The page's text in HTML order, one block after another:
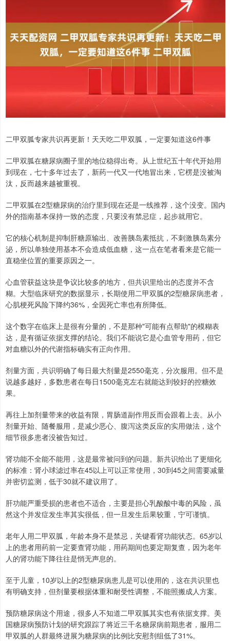
二甲双胍专家共识再更新！天天吃二甲双胍，一定要知道这6件事
二甲双胍在糖尿病圈子里的地位稳得出奇。从上世纪五十年代开始用
到现在，七十多年过去了，新药一代又一代地冒出来，它楞是没被淘
汰，反而越来越被重视。
二甲双胍在2型糖尿病的治疗里到现在还是一线推荐，这个没变。国内
外的指南基本保持一致的态度，只要没有禁忌症，起步就用它。
它的核心机制是抑制肝糖原输出、改善胰岛素抵抗，不刺激胰岛素分
泌，所以单独使用基本不会造成低血糖，这一点在笔者看来是它能一
直稳坐位置的重要原因之一。
心血管获益这块是争议比较多的地方，但共识里给出的态度并不含
糊。大型临床研究的数据显示，长期使用二甲双胍的2型糖尿病患者，
心肌梗死风险下降约36%，全因死亡率也有所降低。
这个数字在临床上是很有分量的，不是那种"可能有点帮助"的模糊表
达，是有循证依据支撑的结论。我们不能说它是心血管专用药，但它
对血糖以外的代谢指标确实有正向作用。
剂量方面，共识明确了每日最大剂量是2550毫克，分次服用。但不是
说越多越好，多数患者在每日1500毫克左右就能达到较好的控糖效
果。
再往上加剂量带来的收益有限，胃肠道副作用反而会跟着上去。从小
剂量开始、随餐服用，是减少恶心、腹泻这类反应的实用做法，这个
细节很多患者没被告知过。
肾功能不全能不能用，这是最常被问到的问题。新共识给出了更细化
的标准：肾小球滤过率在45以上可以正常使用，30到45之间需要减量
并密切监测，低于30就不建议用了。
肝功能严重受损的患者也不适合，主要是担心乳酸酸中毒的风险，虽
然这个并发症发生率其实很低，但一旦发生后果较重，宁可谨慎。
老年人用二甲双胍，年龄本身不是禁忌，关键看肾功能状态。65岁以
上的患者用药前一定要查肾功能，用药期间也要定期复查，因为老年
人的肾功能下降往往是悄无声息的。
至于儿童，10岁以上的2型糖尿病患儿是可以使用的，这在共识里也
有明确支持，但剂量要根据体重和耐受性调整，不能照搬成人方案。
预防糖尿病这个用途，很多人不知道二甲双胍其实也有依据支撑。美
国糖尿病预防计划的研究跟踪了将近三千名糖尿病前期患者，服用二
甲双胍的人群最终进展为糖尿病的比例比安慰剂组低了31%。